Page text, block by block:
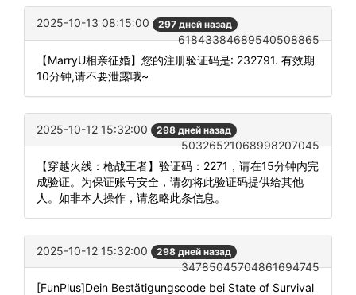
2025-10-13 08:15:00 297 дней назад
61843384689540508865
【MarryU相亲征婚】您的注册验证码是: 232791. 有效期
10分钟,请不要泄露哦~
2025-10-12 15:32:00 298 дней назад
50326521068998207045
【穿越火线：枪战王者】验证码：2271，请在15分钟内完
成验证。为保证账号安全，请勿将此验证码提供给其他
人。如非本人操作，请忽略此条信息。
2025-10-12 15:32:00 298 дней назад
34785045704861694745
[FunPlus]Dein Bestätigungscode bei State of Survival